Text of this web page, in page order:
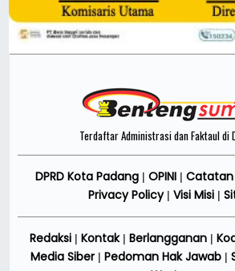
Terdaftar Administrasi dan Faktaul di
DPRD Kota Padang| OPINI| Catatan
Privacy Policy| Visi Misi |
Redaksi| Kontak| Berlangganan|
Media Siber| Pedoman Hak Jawab|